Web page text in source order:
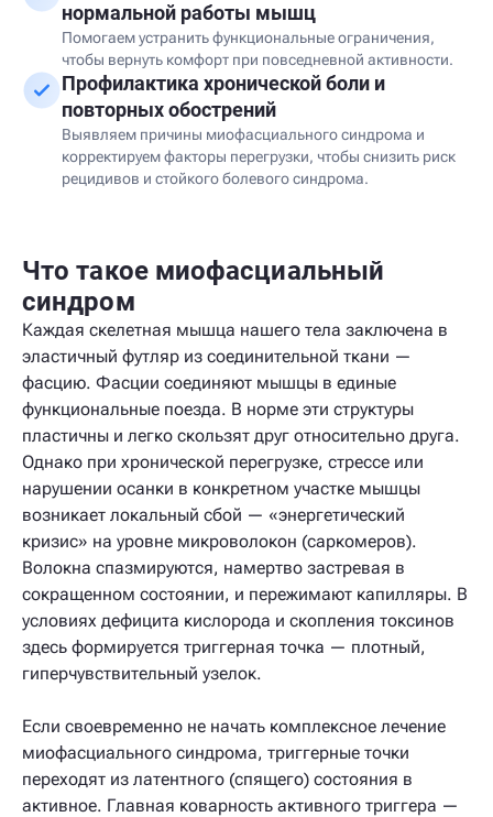
нормальной работы мышц
Помогаем устранить функциональные ограничения,
чтобы вернуть комфорт при повседневной активности.
Профилактика хронической боли и
повторных обострений
Выявляем причины миофасциального синдрома и
корректируем факторы перегрузки, чтобы снизить риск
рецидивов и стойкого болевого синдрома.
Что такое миофасциальный
синдром
Каждая скелетная мышца нашего тела заключена в
эластичный футляр из соединительной ткани —
фасцию. Фасции соединяют мышцы в единые
функциональные поезда. В норме эти структуры
пластичны и легко скользят друг относительно друга.
Однако при хронической перегрузке, стрессе или
нарушении осанки в конкретном участке мышцы
возникает локальный сбой — «энергетический
кризис» на уровне микроволокон (саркомеров).
Волокна спазмируются, намертво застревая в
сокращенном состоянии, и пережимают капилляры. В
условиях дефицита кислорода и скопления токсинов
здесь формируется триггерная точка — плотный,
гиперчувствительный узелок.
Если своевременно не начать комплексное лечение
миофасциального синдрома, триггерные точки
переходят из латентного (спящего) состояния в
активное. Главная коварность активного триггера —